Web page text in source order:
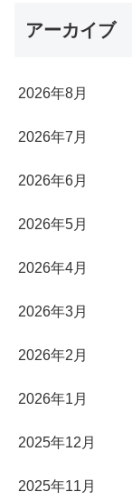
アーカイブ
2026年8月
2026年7月
2026年6月
2026年5月
2026年4月
2026年3月
2026年2月
2026年1月
2025年12月
2025年11月